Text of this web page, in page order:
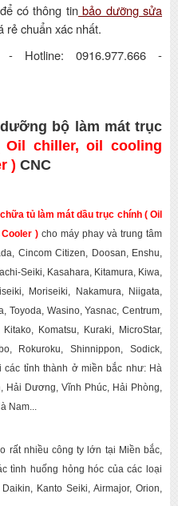
có thông tinbảo dưỡng sửa
rẻ chuẩn xác nhất.
- Hotline: 0916.977.666 -
bộ làm mát trục
Oil chiller, oil cooling
) CNC
tủ làm mát dầu trục chính ( Oil
) cho máy phay và trung tâm
Cincom Citizen, Doosan, Enshu,
Seiki, Kasahara, Kitamura, Kiwa,
Moriseiki, Nakamura, Niigata,
Toyoda, Wasino, Yasnac, Centrum,
Komatsu, Kuraki, MicroStar,
Rokuroku, Shinnippon, Sodick,
các tỉnh thành ở miền bắc như: Hà
Hải Dương, Vĩnh Phúc, Hải Phòng,
Nam...
rất nhiều công ty lớn tại Miền bắc,
tình huống hỏng hóc của các loại
Kanto Seiki, Airmajor, Orion,